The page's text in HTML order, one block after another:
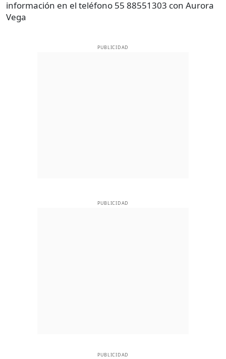
información en el teléfono 55 88551303 con Aurora
Vega
PUBLICIDAD
PUBLICIDAD
PUBLICIDAD